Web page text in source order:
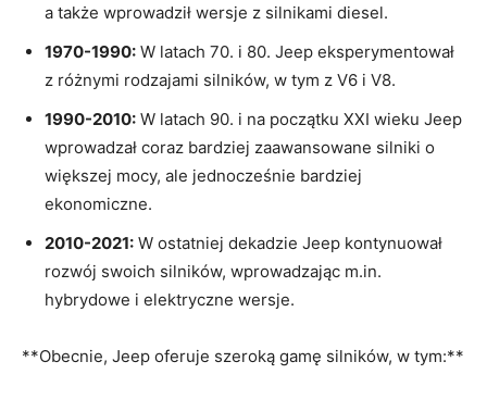
a także wprowadził wersje z silnikami diesel.
1970-1990: W latach 70. i‍ 80. Jeep eksperymentował
z‌ różnymi rodzajami silników, w tym⁤ z V6 i V8.
1990-2010: W latach 90. ⁢i na początku XXI wieku Jeep
wprowadzał coraz bardziej zaawansowane ⁣silniki o
większej mocy, ale jednocześnie bardziej
ekonomiczne.
2010-2021: W ostatniej dekadzie Jeep kontynuował
rozwój swoich silników, wprowadzając m.in.
hybrydowe i elektryczne wersje.
**Obecnie, Jeep oferuje szeroką gamę⁣ silników, w tym:**